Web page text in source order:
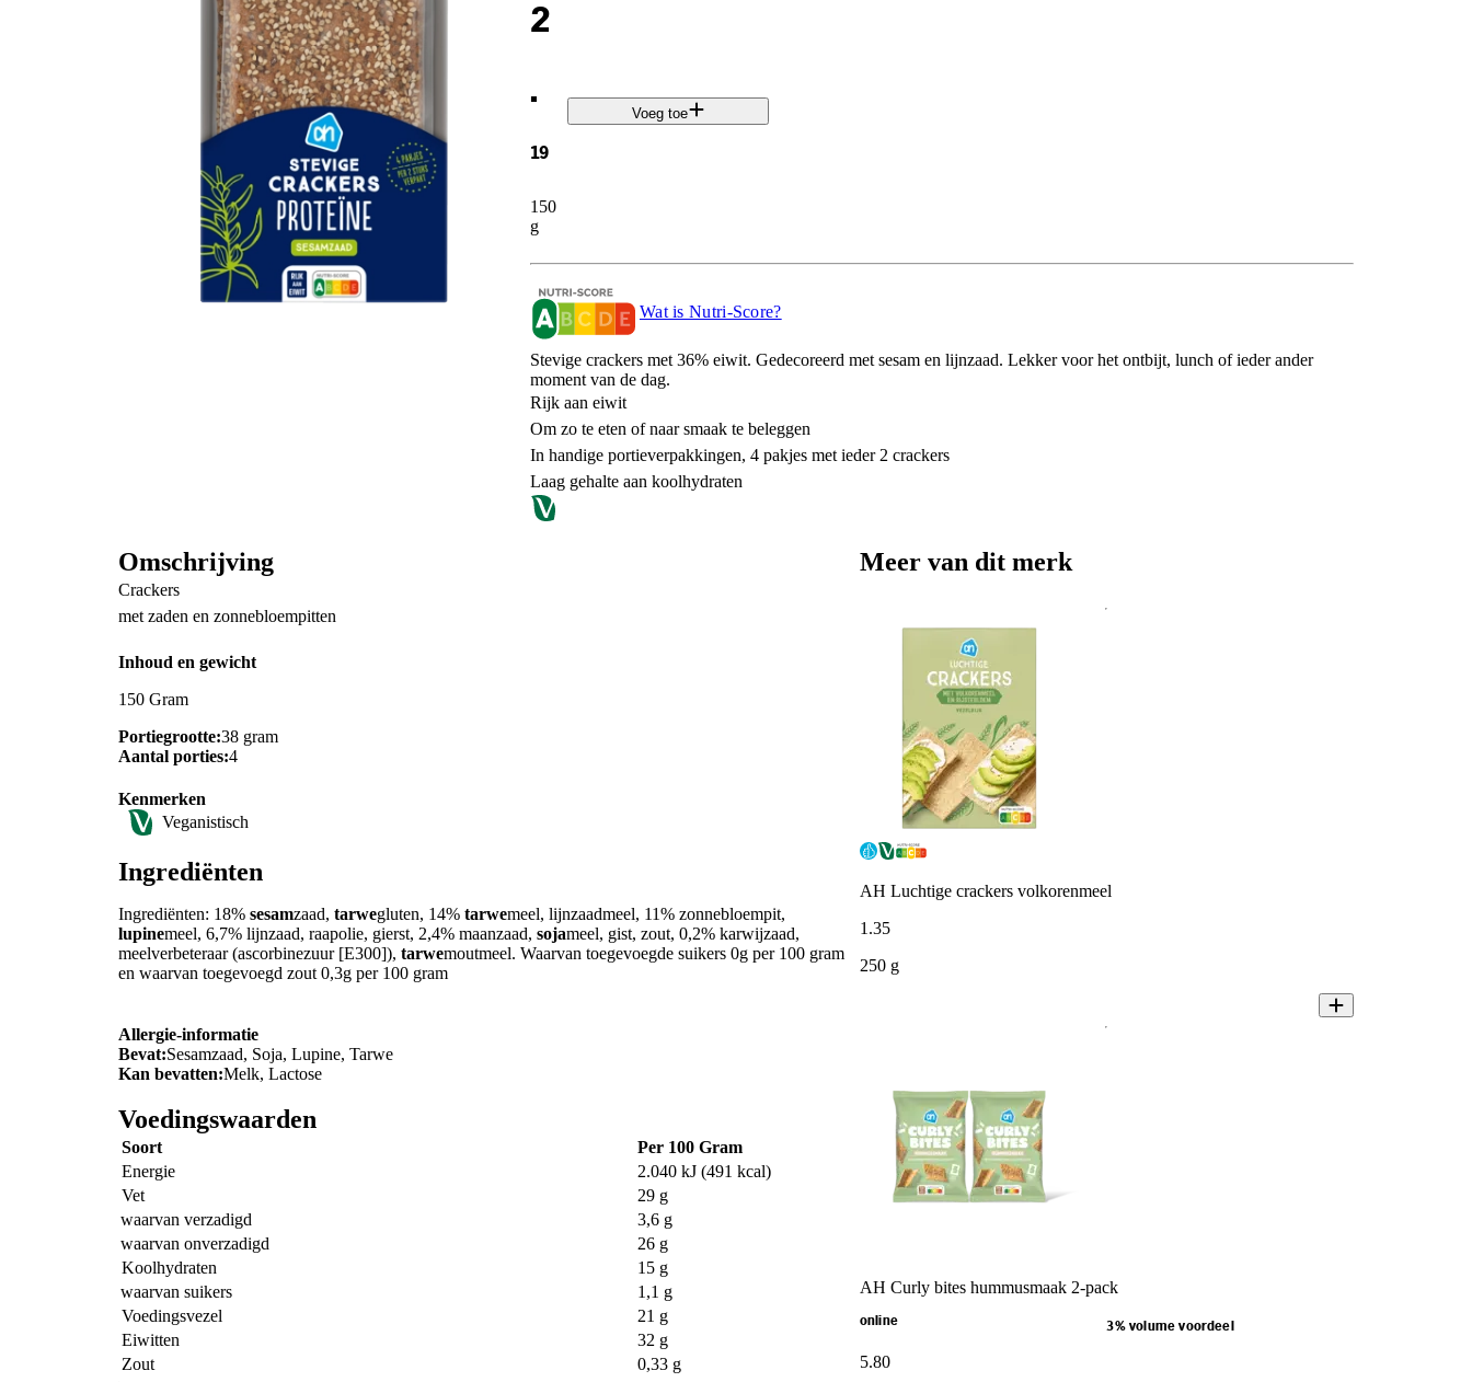
2
.
19
150
g
Voeg toe
Wat is Nutri-Score?
Stevige crackers met 36% eiwit. Gedecoreerd met sesam en lijnzaad. Lekker voor het ontbijt, lunch of ieder ander
moment van de dag.
Rijk aan eiwit
Om zo te eten of naar smaak te beleggen
In handige portieverpakkingen, 4 pakjes met ieder 2 crackers
Laag gehalte aan koolhydraten
Omschrijving
Crackers
met zaden en zonnebloempitten
Inhoud en gewicht
150 Gram
Portiegrootte:38 gram
Aantal porties:4
Kenmerken
Veganistisch
Ingrediënten
Ingrediënten: 18% sesamzaad, tarwegluten, 14% tarwemeel, lijnzaadmeel, 11% zonnebloempit,
lupinemeel, 6,7% lijnzaad, raapolie, gierst, 2,4% maanzaad, sojameel, gist, zout, 0,2% karwijzaad,
meelverbeteraar (ascorbinezuur [E300]), tarwemoutmeel. Waarvan toegevoegde suikers 0g per 100 gram
en waarvan toegevoegd zout 0,3g per 100 gram
Allergie-informatie
Bevat:Sesamzaad, Soja, Lupine, Tarwe
Kan bevatten:Melk, Lactose
Voedingswaarden
Soort
Per 100 Gram
Energie
2.040 kJ (491 kcal)
Vet
29 g
waarvan verzadigd
3,6 g
waarvan onverzadigd
26 g
Koolhydraten
15 g
waarvan suikers
1,1 g
Voedingsvezel
21 g
Eiwitten
32 g
Zout
0,33 g
Meer van dit merk
AH Luchtige crackers volkorenmeel
1 .35
250 g
AH Curly bites hummusmaak 2-pack
online 3% volume voordeel
5.80